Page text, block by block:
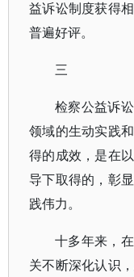
益诉讼制度获得
普遍好评。
三
检察公益诉
领域的生动实践
得的成效，是在
导下取得的，彰
践伟力。
十多年来，
关不断深化认识